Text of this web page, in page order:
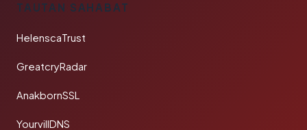
TAUTAN SAHABAT
HelenscaTrust
GreatcryRadar
AnakbornSSL
YourvillDNS